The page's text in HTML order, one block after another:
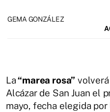
GEMA GONZÁLEZ
La“marea rosa”
Alcázar de San Juan el
mayo, fecha elegida